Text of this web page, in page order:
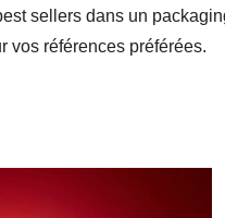
sellers dans un
vos références préférées.